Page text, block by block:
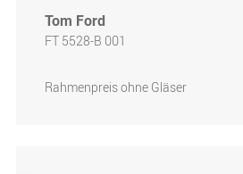
Tom Ford
FT 5528-B 001
Rahmenpreis ohne Gläser